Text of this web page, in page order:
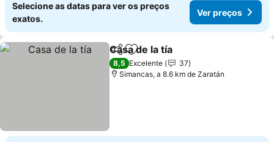
Selecione as datas para ver os preços
exatos.
Ver preços
PartilharAdicionar aos favoritos
Casa de la tía
8,5 Excelente
37
Simancas, a 8.6 km de Zaratán